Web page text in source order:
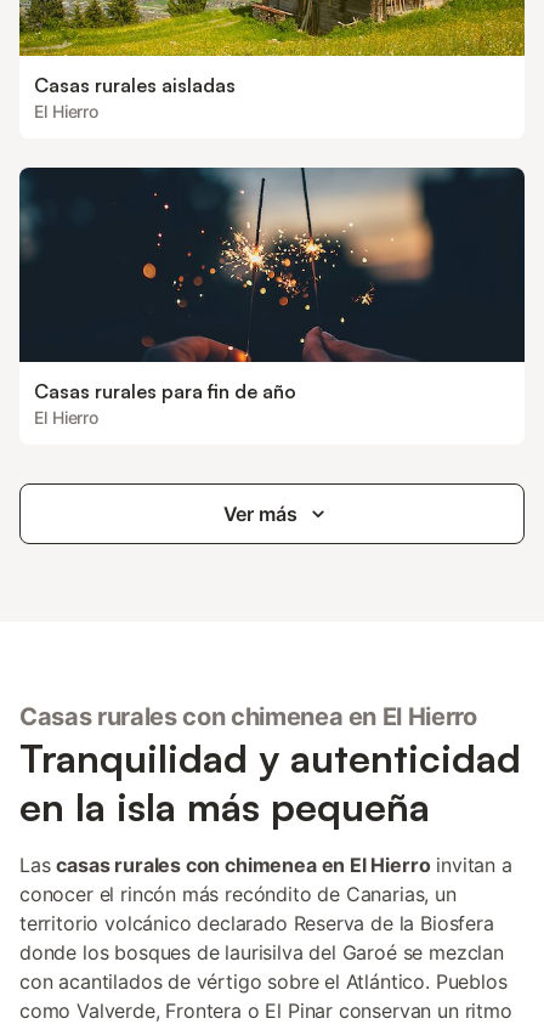
Casas rurales aisladas
El Hierro
Casas rurales para fin de año
El Hierro
Ver más
Casas rurales con chimenea en El Hierro
Tranquilidad y autenticidad
en la isla más pequeña
Lascasas rurales con chimenea en El Hierroinvitan a
conocer el rincón más recóndito de Canarias, un
territorio volcánico declarado Reserva de la Biosfera
donde los bosques de laurisilva del Garoé se mezclan
con acantilados de vértigo sobre el Atlántico. Pueblos
como Valverde, Frontera o El Pinar conservan un ritmo